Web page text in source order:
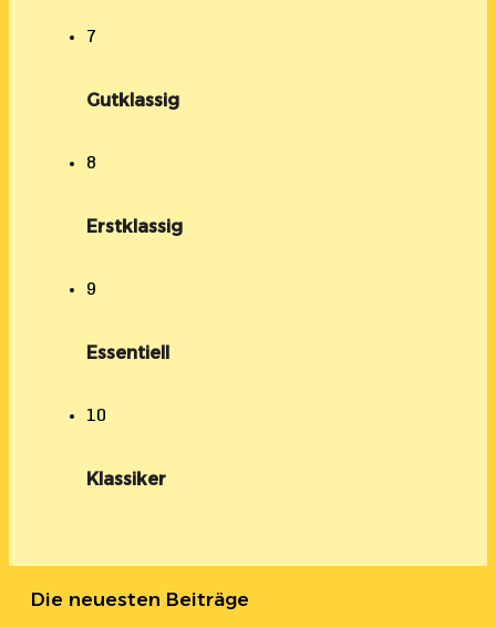
7
Gutklassig
8
Erstklassig
9
Essentiell
10
Klassiker
Die neuesten Beiträge